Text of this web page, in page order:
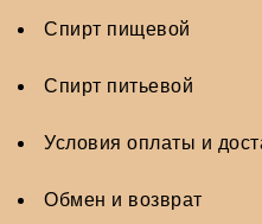
Спирт пищевой
Спирт питьевой
Условия оплаты и
Обмен и возврат